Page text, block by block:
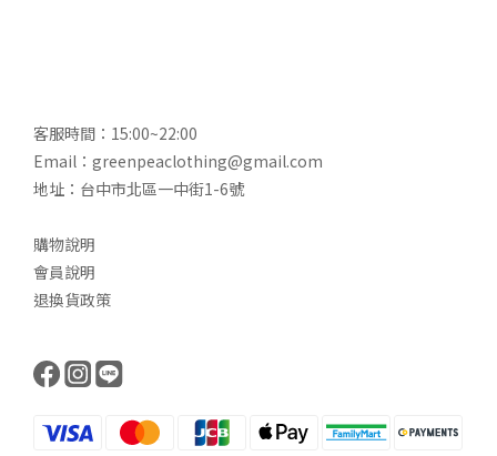
客服時間：15:00~22:00
Email：greenpeaclothing@gmail.com
地址：台中市北區一中街1-6號
購物說明
會員說明
退換貨政策